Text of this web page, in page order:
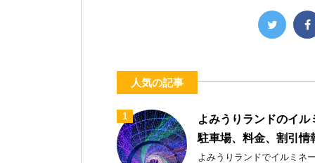
人気の記事
1
よみうりランドのイ
駐車場、料金、割引情
よみうりランドでイルミネ